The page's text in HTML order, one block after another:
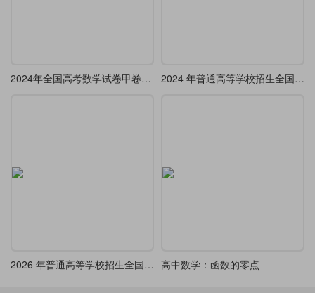
2024年全国高考数学试卷甲卷文科 2024 年普通高等学校招生全国统一考试(全国甲卷)
2026 年普通高等学校招生全国统一考试（天津卷） 高中数学：函数的零点